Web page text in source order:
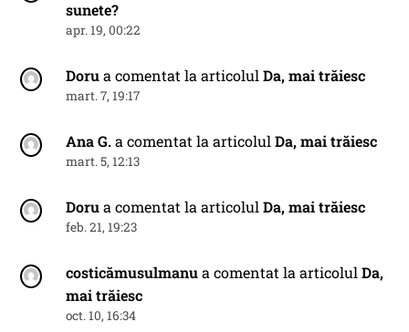
sunete?
apr. 19, 00:22
Dorua comentat la articolulDa, mai trăiesc
mart. 7, 19:17
Ana G.a comentat la articolulDa, mai trăiesc
mart. 5, 12:13
Dorua comentat la articolulDa, mai trăiesc
feb. 21, 19:23
costicămusulmanua comentat la articolulDa,
mai trăiesc
oct. 10, 16:34